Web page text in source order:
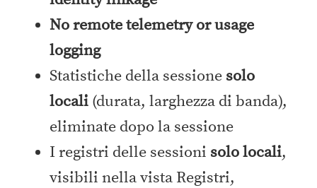
No remote telemetry or usage
logging
Statistiche della sessione solo
locali (durata, larghezza di banda),
eliminate dopo la sessione
I registri delle sessioni solo locali,
visibili nella vista Registri,